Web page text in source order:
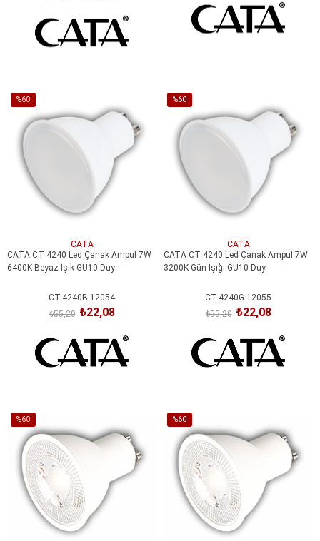
%60
%60İndirim
CATA
CATA CT 4240 Led Çanak Ampul 7W
6400K Beyaz Işık GU10 Duy
CT-4240B-12054
₺22,08
₺55,20
%60
%60İndirim
CATA
CATA CT 4240 Led Çanak Ampul 7W
3200K Gün Işığı GU10 Duy
CT-4240G-12055
₺22,08
₺55,20
%60
İndirim
%60İndirim
%60
İndirim
%60İndirim